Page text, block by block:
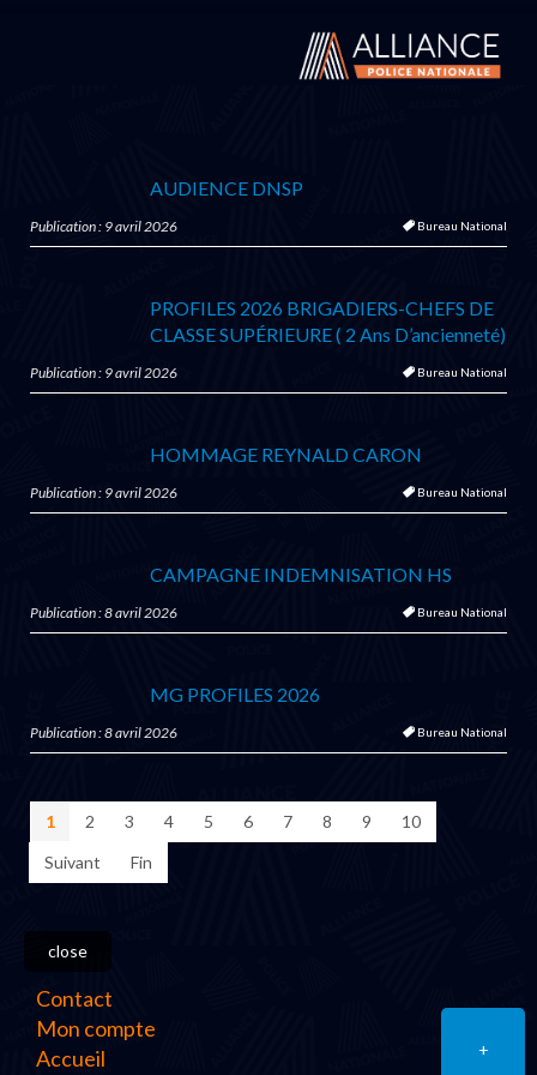
AUDIENCE DNSP
Publication : 9 avril 2026 Bureau National
PROFILES 2026 BRIGADIERS-CHEFS DE
CLASSE SUPÉRIEURE ( 2 Ans D’ancienneté)
Publication : 9 avril 2026 Bureau National
HOMMAGE REYNALD CARON
Publication : 9 avril 2026 Bureau National
CAMPAGNE INDEMNISATION HS
Publication : 8 avril 2026 Bureau National
MG PROFILES 2026
Publication : 8 avril 2026 Bureau National
1 2 3 4 5 6 7 8 9
10
Suivant
Fin
+
close
Contact
Mon compte
Accueil